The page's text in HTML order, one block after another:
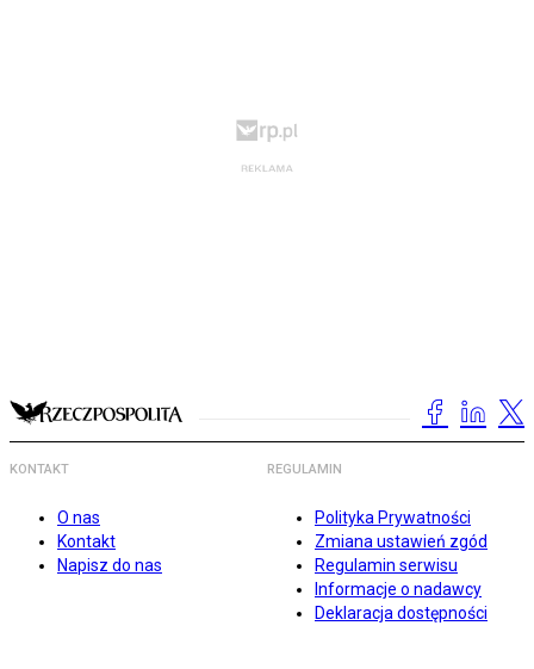
KONTAKT
O nas
Kontakt
Napisz do nas
REGULAMIN
Polityka Prywatności
Zmiana ustawień zgód
Regulamin serwisu
Informacje o nadawcy
Deklaracja dostępności